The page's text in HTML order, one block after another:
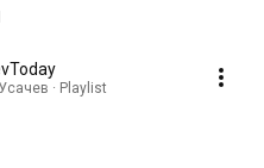
· Playlist